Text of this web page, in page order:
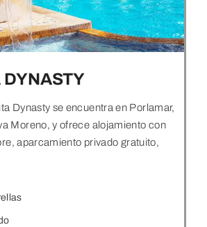
Dynasty se encuentra en Porlamar,
Moreno, y ofrece alojamiento con
aparcamiento privado gratuito,